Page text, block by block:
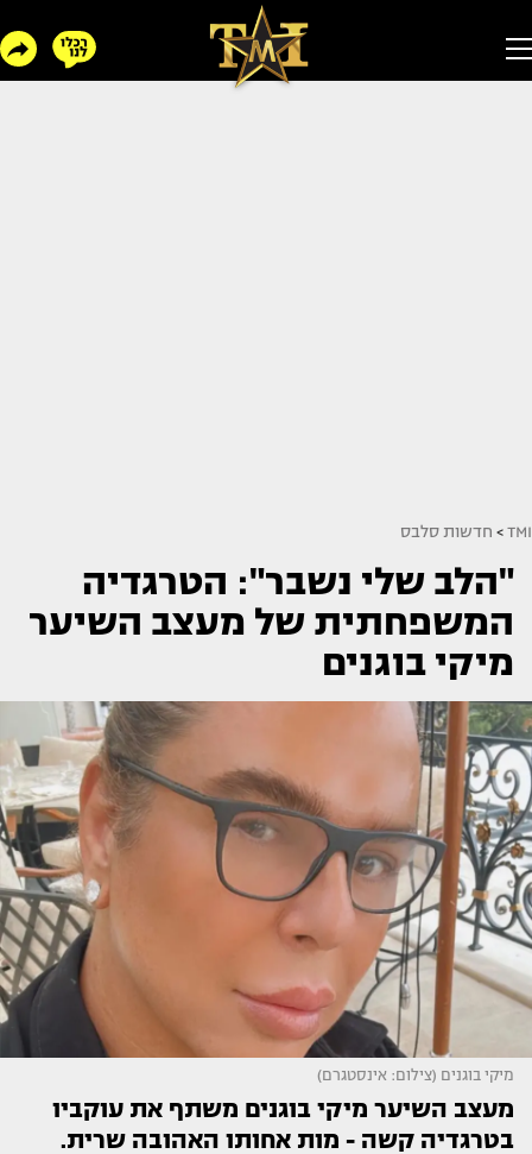
TMI
> חדשות סלבס
"הלב שלי נשבר": הטרגדיה
המשפחתית של מעצב השיער
מיקי בוגנים
מיקי בוגנים (צילום: אינסטגרם)
מעצב השיער מיקי בוגנים משתף את עוקביו
בטרגדיה קשה - מות אחותו האהובה שרית.